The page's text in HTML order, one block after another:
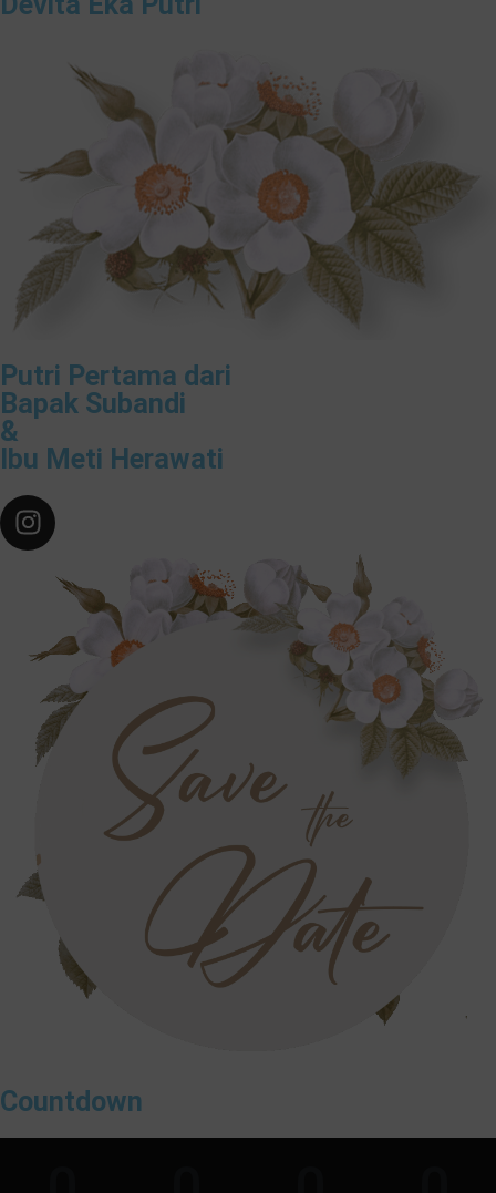
Putri Pertama dari
Bapak Subandi
&
Ibu Meti Herawati
Countdown